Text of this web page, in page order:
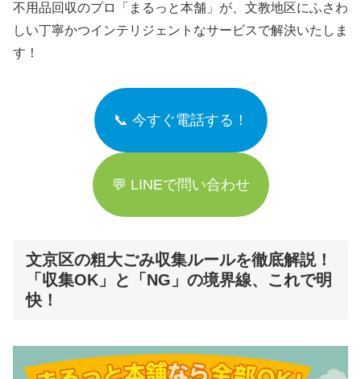
不用品回収のプロ「まるっと本舗」が、文教地区にふさわ
しい丁寧かつインテリジェントなサービスで解決いたしま
す！
📞 今すぐ電話する！
💬 LINEで問い合わせ
文京区の粗大ごみ収集ルールを徹底解説！
「収集OK」と「NG」の境界線、これで明
快！